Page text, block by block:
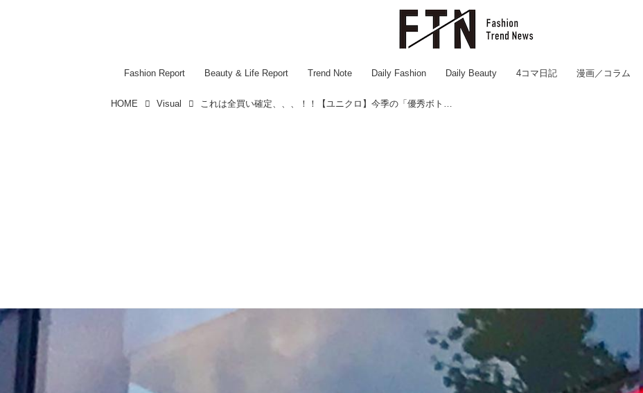
Fashion Report Beauty & Life Report Trend Note Daily Fashion Daily Beauty 4コマ日記 漫画／コラム
HOME Visual